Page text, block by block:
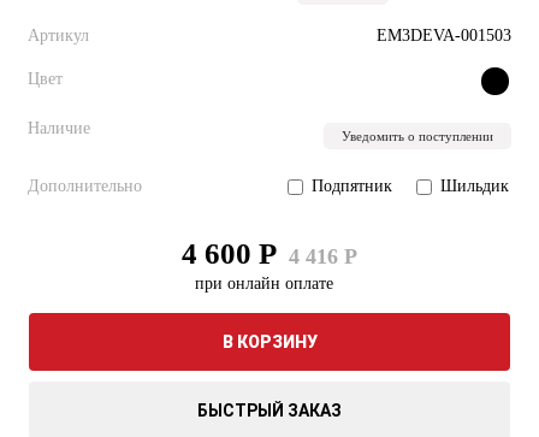
Артикул EM3DEVA-001503
Цвет
Наличие Уведомить о поступлении
Дополнительно Подпятник Шильдик
4 600 Р 4 416 Р
при онлайн оплате
В КОРЗИНУ
БЫСТРЫЙ ЗАКАЗ